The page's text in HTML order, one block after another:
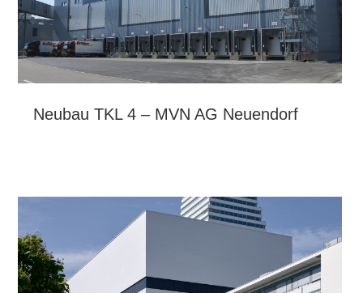
Neubau TKL 4 – MVN AG Neuendorf